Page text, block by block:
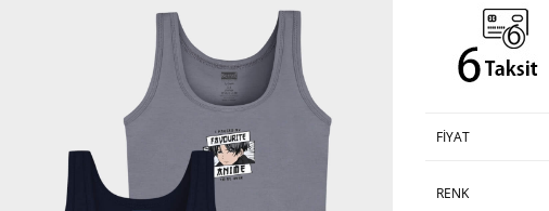
FIYAT
RENK